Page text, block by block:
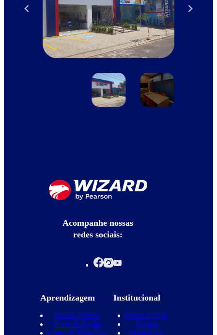
Acompanhe nossas
redes sociais:
Aprendizagem
Nossos Cursos
Curso de Inglês
Curso de Espanhol
Institucional
Quem Somos
Equipe
Novidades